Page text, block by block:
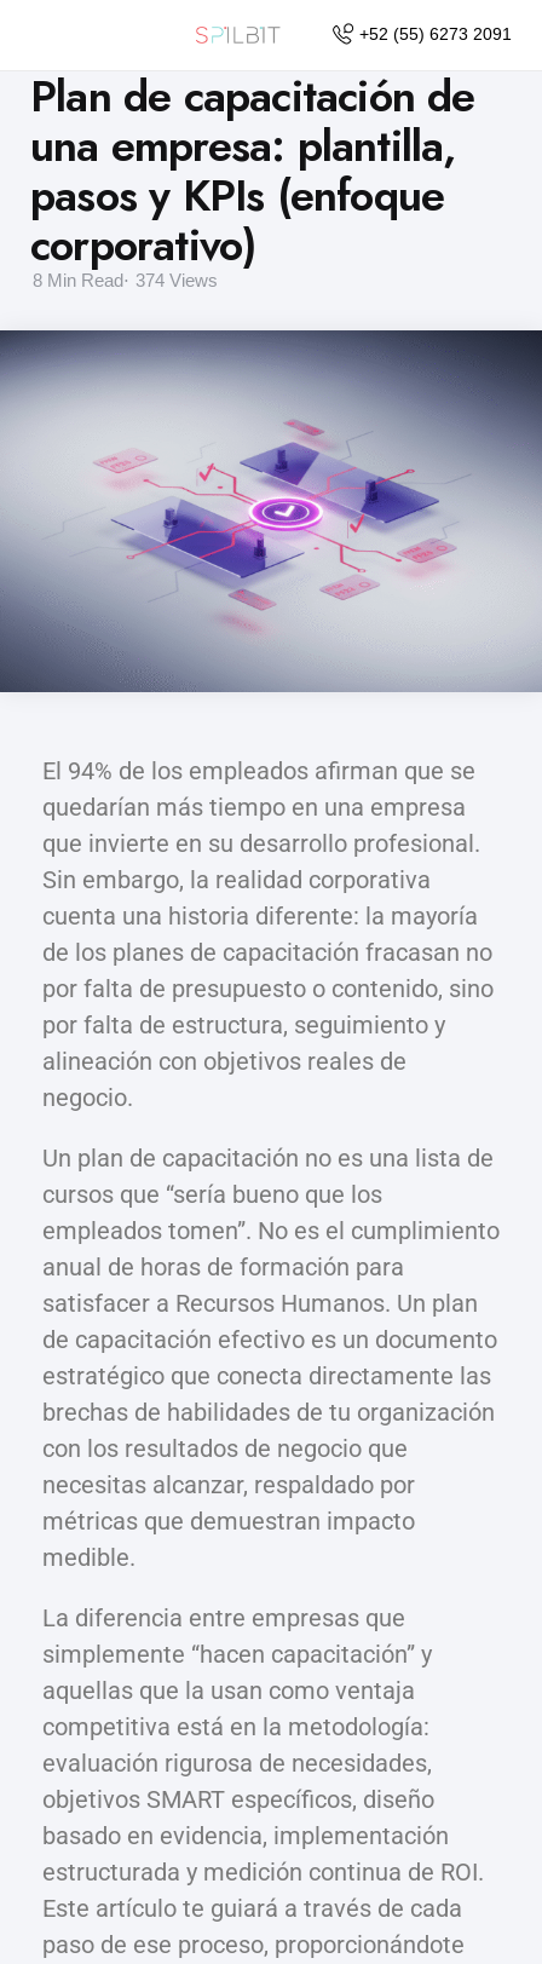
+52 (55) 6273 2091
Plan de capacitación de
una empresa: plantilla,
pasos y KPIs (enfoque
corporativo)
8 Min Read 374 Views
El 94% de los empleados afirman que se
quedarían más tiempo en una empresa
que invierte en su desarrollo profesional.
Sin embargo, la realidad corporativa
cuenta una historia diferente: la mayoría
de los planes de capacitación fracasan no
por falta de presupuesto o contenido, sino
por falta de estructura, seguimiento y
alineación con objetivos reales de
negocio.
Un plan de capacitación no es una lista de
cursos que “sería bueno que los
empleados tomen”. No es el cumplimiento
anual de horas de formación para
satisfacer a Recursos Humanos. Un plan
de capacitación efectivo es un documento
estratégico que conecta directamente las
brechas de habilidades de tu organización
con los resultados de negocio que
necesitas alcanzar, respaldado por
métricas que demuestran impacto
medible.
La diferencia entre empresas que
simplemente “hacen capacitación” y
aquellas que la usan como ventaja
competitiva está en la metodología:
evaluación rigurosa de necesidades,
objetivos SMART específicos, diseño
basado en evidencia, implementación
estructurada y medición continua de ROI.
Este artículo te guiará a través de cada
paso de ese proceso, proporcionándote